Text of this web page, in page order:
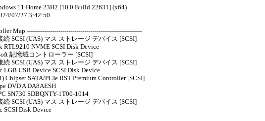
11 Home 23H2 [10.0 Build 22631] (x64)
07/27 3:42:50
Map ----------------------------------------------------------
続 SCSI (UAS) マス ストレージ デバイス [SCSI]
RTL9210 NVME SCSI Disk Device
記憶域コントローラー [SCSI]
続 SCSI (UAS) マス ストレージ デバイス [SCSI]
LGB USB Device SCSI Disk Device
Chipset SATA/PCIe RST Premium Controller [SCSI]
DVD A DA8AESH
SN730 SDBQNTY-1T00-1014
続 SCSI (UAS) マス ストレージ デバイス [SCSI]
SCSI Disk Device